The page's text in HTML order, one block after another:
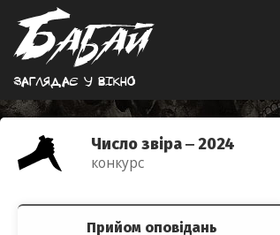
Заглядає у вiкно
Число звіра ‒ 2024
конкурс
Прийом оповідань